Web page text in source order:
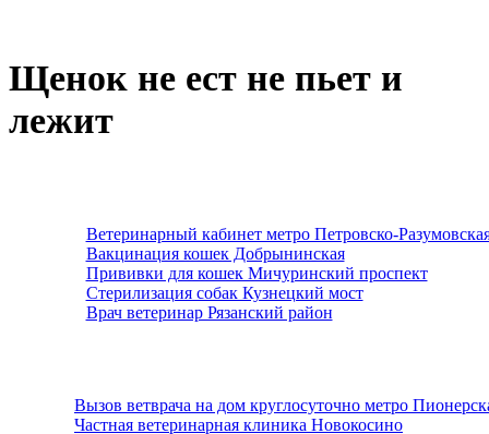
Щенок не ест не пьет и
лежит
Ветеринарный кабинет метро Петровско-
Вакцинация кошек Добрынинская
Прививки для кошек Мичуринский проспект
Стерилизация собак Кузнецкий мост
Врач ветеринар Рязанский район
Вызов ветврача на дом круглосуточно метро
Частная ветеринарная клиника Новокосино